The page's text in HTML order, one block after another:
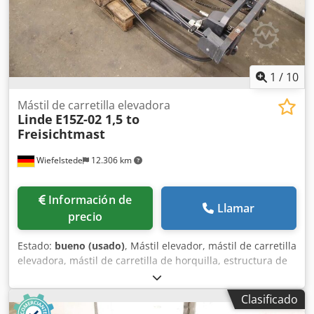
1 / 10
Wiefelstede 12.306 km
Mástil de carretilla elevadora
Linde E15Z-02 1,5 to
Freisichtmast
Información de
precio
Llamar
Estado: bueno (usado), Mástil elevador, mástil de carretilla
elevadora, mástil de carretilla de horquilla, estructura de
elevación, carretilla elevadora trasera, mástil de visión
despejada Dkjdozg T Ekjpfx Abksr -Fabricante: Toyota,
mástil de carretilla elevadora, mástil de visión despejada
Clasificado